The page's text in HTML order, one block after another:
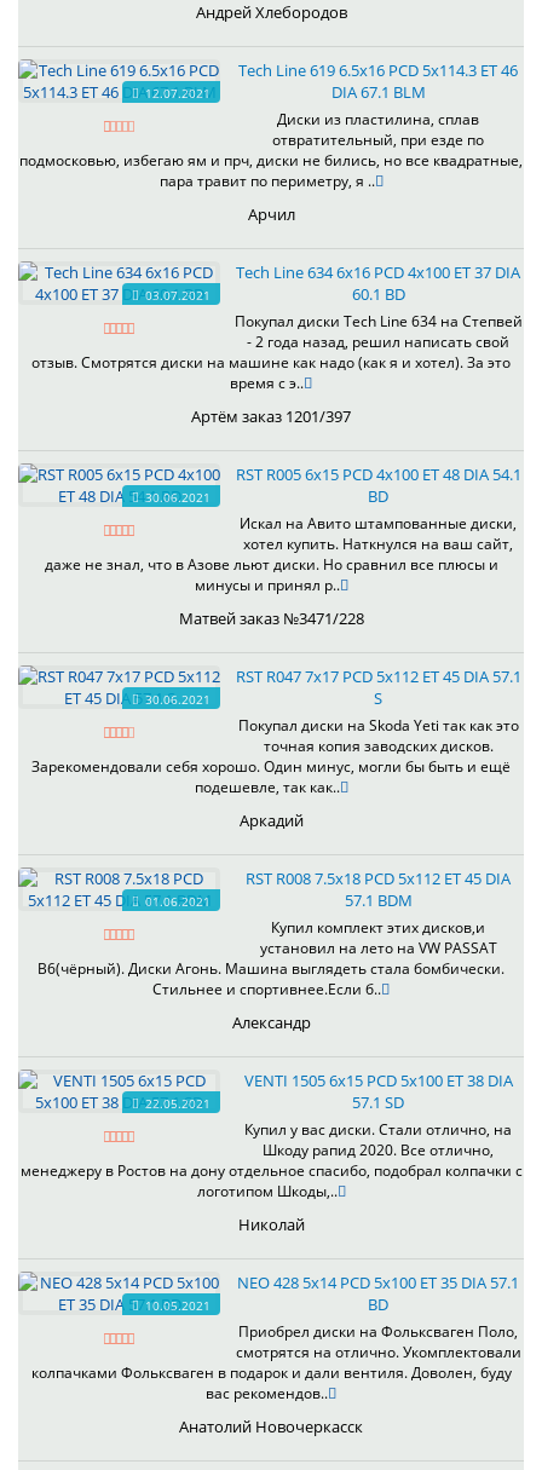
Андрей Хлебородов
12.07.2021
Tech Line 619 6.5x16 PCD 5x114.3 ET 46
DIA 67.1 BLM
Диски из пластилина, сплав
отвратительный, при езде по
подмосковью, избегаю ям и прч, диски не бились, но все квадратные,
пара травит по периметру, я ..
Арчил
03.07.2021
Tech Line 634 6x16 PCD 4x100 ET 37 DIA
60.1 BD
Покупал диски Tech Line 634 на Степвей
- 2 года назад, решил написать свой
отзыв. Смотрятся диски на машине как надо (как я и хотел). За это
время с э..
Артём заказ 1201/397
30.06.2021
RST R005 6x15 PCD 4x100 ET 48 DIA 54.1
BD
Искал на Авито штампованные диски,
хотел купить. Наткнулся на ваш сайт,
даже не знал, что в Азове льют диски. Но сравнил все плюсы и
минусы и принял р..
Матвей заказ №3471/228
30.06.2021
RST R047 7x17 PCD 5x112 ET 45 DIA 57.1
S
Покупал диски на Skoda Yeti так как это
точная копия заводских дисков.
Зарекомендовали себя хорошо. Один минус, могли бы быть и ещё
подешевле, так как..
Аркадий
01.06.2021
RST R008 7.5x18 PCD 5x112 ET 45 DIA
57.1 BDM
Купил комплект этих дисков,и
установил на лето на VW PASSAT
B6(чёрный). Диски Агонь. Машина выглядеть стала бомбически.
Стильнее и спортивнее.Если б..
Александр
22.05.2021
VENTI 1505 6x15 PCD 5x100 ET 38 DIA
57.1 SD
Купил у вас диски. Стали отлично, на
Шкоду рапид 2020. Все отлично,
менеджеру в Ростов на дону отдельное спасибо, подобрал колпачки с
логотипом Шкоды,..
Николай
10.05.2021
NEO 428 5x14 PCD 5x100 ET 35 DIA 57.1
BD
Приобрел диски на Фольксваген Поло,
смотрятся на отлично. Укомплектовали
колпачками Фольксваген в подарок и дали вентиля. Доволен, буду
вас рекомендов..
Анатолий Новочеркасск